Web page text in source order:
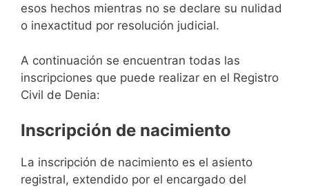
esos hechos mientras no se declare su nulidad
o inexactitud por resolución judicial.
A continuación se encuentran todas las
inscripciones que puede realizar en el Registro
Civil de Denia:
Inscripción de nacimiento
La inscripción de nacimiento es el asiento
registral, extendido por el encargado del